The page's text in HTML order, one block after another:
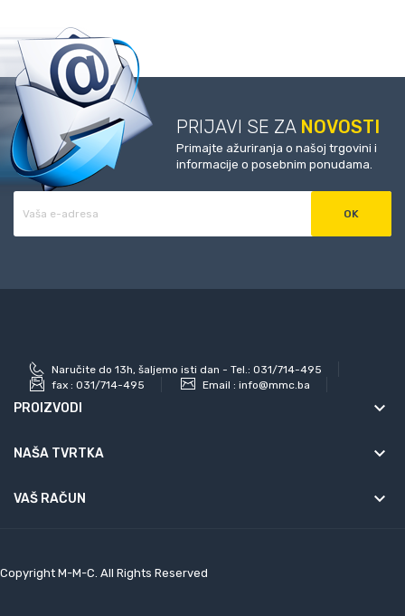
PRIJAVI SE ZA NOVOSTI
Primajte ažuriranja o našoj trgovini i
informacije o posebnim ponudama.
Naručite do 13h, šaljemo isti dan - Tel.: 031/714-495
fax : 031/714-495 Email : info@mmc.ba
PROIZVODI keyboard_arrow_down
NAŠA TVRTKA keyboard_arrow_down
VAŠ RAČUN 
Copyright M-M-C. All Rights Reserved